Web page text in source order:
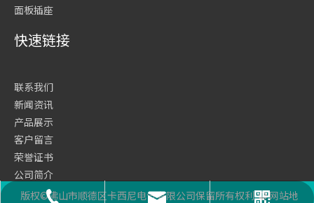
面板插座
座机号码
邮箱
二维码
快速链接
联系我们
新闻资讯
产品展示
客户留言
荣誉证书
公司简介
网站首页
版权©佛山市顺德区卡西尼电气有限公司保留所有权利 网站地